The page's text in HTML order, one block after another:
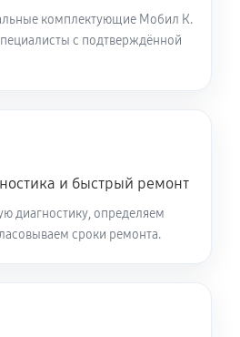
диске
60 минут
Мобил К С 75
комплектующие Мобил К.
с подтверждённой
и быстрый ремонт
диагностику, определяем
сроки ремонта.